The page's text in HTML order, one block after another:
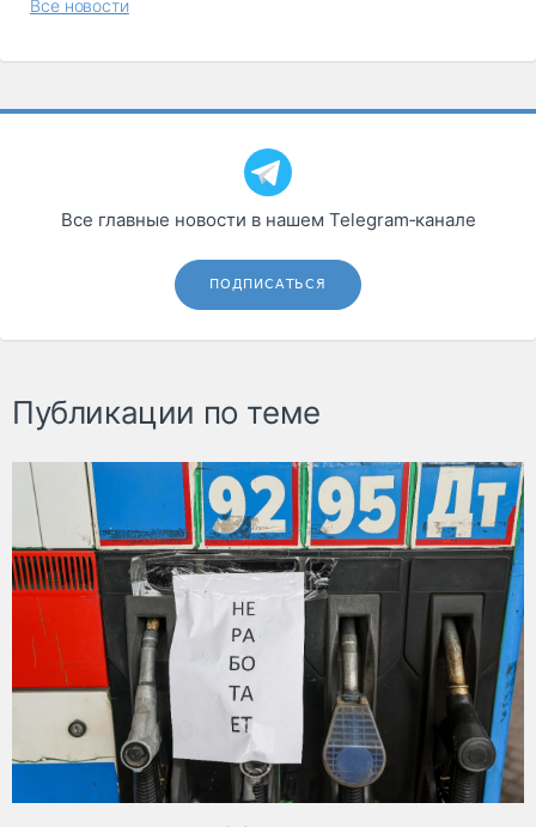
Все новости
Все главные новости в нашем Telegram‑канале
ПОДПИСАТЬСЯ
Публикации по теме